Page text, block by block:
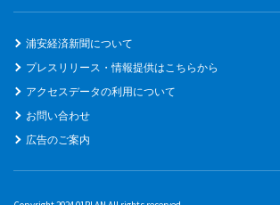
浦安経済新聞について
プレスリリース・情報提供はこちらから
アクセスデータの利用について
お問い合わせ
広告のご案内